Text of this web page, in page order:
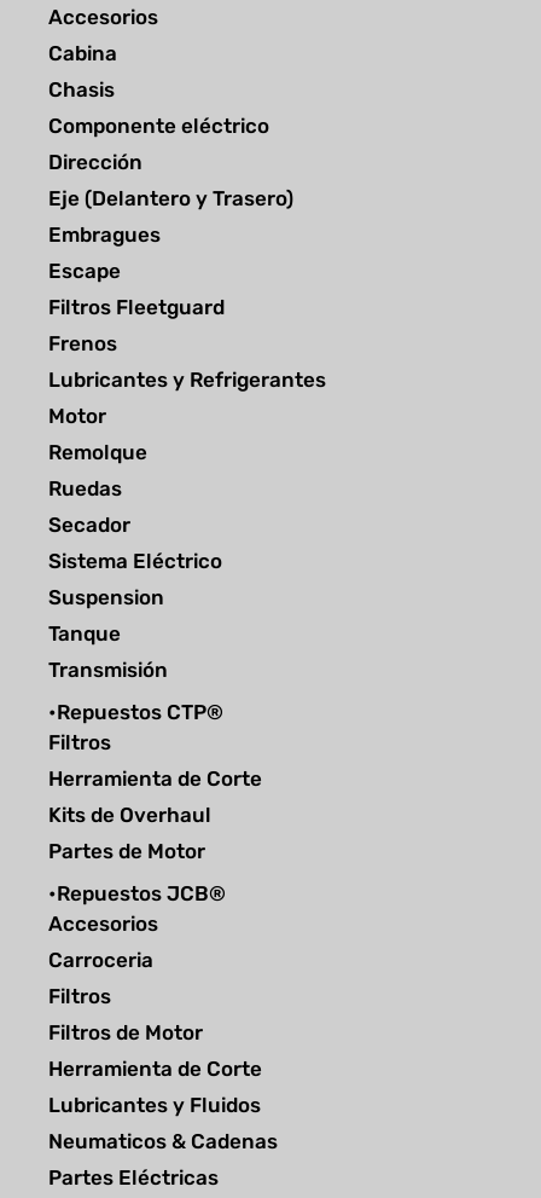
Accesorios
Cabina
Chasis
Componente eléctrico
Dirección
Eje (Delantero y Trasero)
Embragues
Escape
Filtros Fleetguard
Frenos
Lubricantes y Refrigerantes
Motor
Remolque
Ruedas
Secador
Sistema Eléctrico
Suspension
Tanque
Transmisión
•Repuestos CTP®
Filtros
Herramienta de Corte
Kits de Overhaul
Partes de Motor
•Repuestos JCB®
Accesorios
Carroceria
Filtros
Filtros de Motor
Herramienta de Corte
Lubricantes y Fluidos
Neumaticos & Cadenas
Partes Eléctricas